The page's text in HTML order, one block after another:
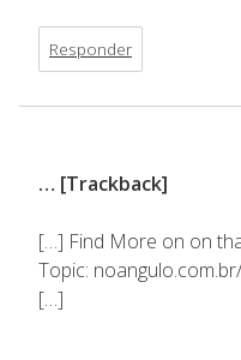
Responder
… [Trackback]
[…] Find More on on
Topic:
[…]